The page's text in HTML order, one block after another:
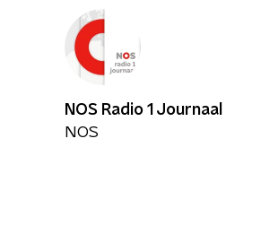
NOS Radio 1 Journaal
NOS